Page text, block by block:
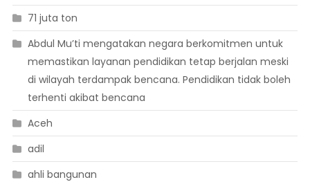
71 juta ton
Abdul Mu’ti mengatakan negara berkomitmen untuk
memastikan layanan pendidikan tetap berjalan meski
di wilayah terdampak bencana. Pendidikan tidak boleh
terhenti akibat bencana
Aceh
adil
ahli bangunan